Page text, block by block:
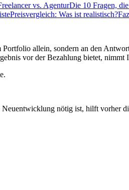
vs. AgenturDie 10 Fragen,
Preisvergleich: Was ist realistisch?
allein, sondern an den
vor der Bezahlung bietet,
nötig ist, hilft vorher